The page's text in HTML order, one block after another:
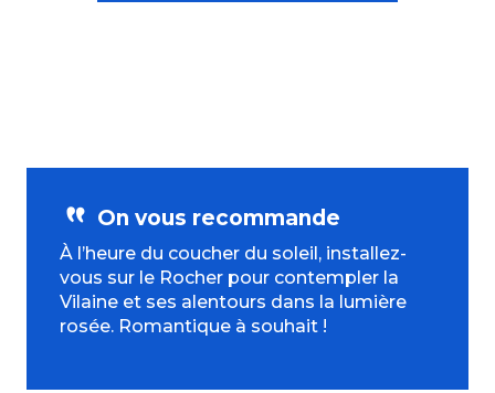
On vous recommande
À l’heure du coucher du soleil, installez-
vous sur le Rocher pour contempler la
Vilaine et ses alentours dans la lumière
rosée. Romantique à souhait !